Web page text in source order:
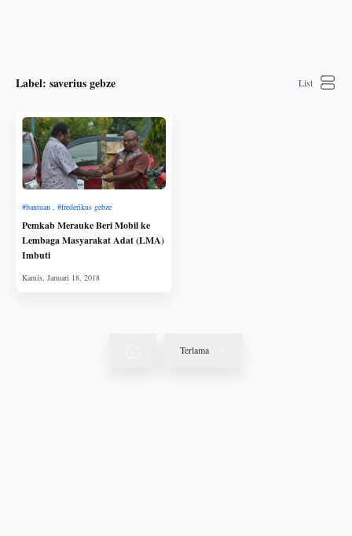
Label: saverius gebze
Pemkab Merauke Beri Mobil ke
Lembaga Masyarakat Adat (LMA)
Imbuti
Terlama